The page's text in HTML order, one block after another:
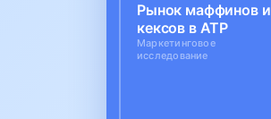
Рынок маффинов и
кексов в АТР
Маркетинговое
исследование